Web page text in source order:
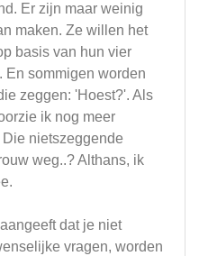
Er zijn maar weinig
maken. Ze willen het
basis van hun vier
En sommigen worden
zeggen: 'Hoest?'. Als
ik nog meer
nietszeggende
weg..? Althans, ik
dat je niet
vragen, worden